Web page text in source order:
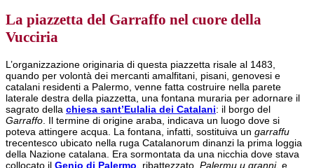
La piazzetta del Garraffo nel cuore della
Vucciria
L’organizzazione originaria di questa piazzetta risale al 1483,
quando per volontà dei mercanti amalfitani, pisani, genovesi e
catalani residenti a Palermo, venne fatta costruire nella parete
laterale destra della piazzetta, una fontana muraria per adornare il
sagrato della chiesa sant’Eulalia dei Catalani: il borgo del
Garraffo . Il termine di origine araba, indicava un luogo dove si
poteva attingere acqua. La fontana, infatti, sostituiva un garraffu
trecentesco ubicato nella ruga Catalanorum dinanzi la prima loggia
della Nazione catalana. Era sormontata da una nicchia dove stava
collocato il Genio di Palermo , ribattezzato Palermu u granni, e